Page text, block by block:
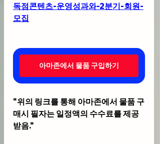
독점콘텐츠-운영성과와-2분기-회원-
모집
아마존에서 물품 구입하기
"위의 링크를 통해 아마존에서 물품 구
매시 필자는 일정액의 수수료를 제공
받음."